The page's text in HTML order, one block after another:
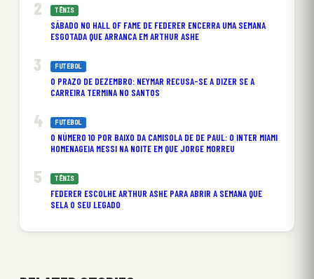
TÊNIS
SÁBADO NO HALL OF FAME DE FEDERER ENCERRA UMA SEMANA
ESGOTADA QUE ARRANCA EM ARTHUR ASHE
FUTEBOL
O PRAZO DE DEZEMBRO: NEYMAR RECUSA-SE A DIZER SE A
CARREIRA TERMINA NO SANTOS
FUTEBOL
O NÚMERO 10 POR BAIXO DA CAMISOLA DE DE PAUL: O INTER MIAMI
HOMENAGEIA MESSI NA NOITE EM QUE JORGE MORREU
TÊNIS
FEDERER ESCOLHE ARTHUR ASHE PARA ABRIR A SEMANA QUE
SELA O SEU LEGADO